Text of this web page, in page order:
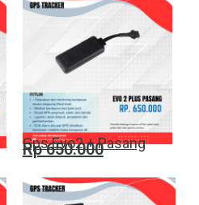
Gps Evo2 + Pasang
Rp 650.000